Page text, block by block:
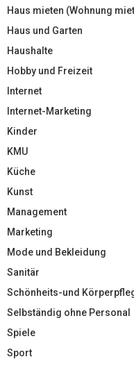
Haus mieten (Wohnung
Haus und Garten
Haushalte
Hobby und Freizeit
Internet
Internet-Marketing
Kinder
KMU
Küche
Kunst
Management
Marketing
Mode und Bekleidung
Sanitär
Schönheits-und
Selbständig ohne Personal
Spiele
Sport